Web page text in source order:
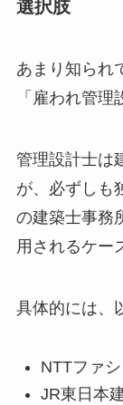
選択肢
あまり知られ
「雇われ管理
管理設計士は
が、必ずしも
の建築士事務
用されるケー
具体的には、
NTTファ
JR東日本